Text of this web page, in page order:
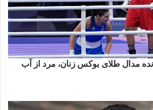
مدال طلای بوکس زنان، مرد از آب